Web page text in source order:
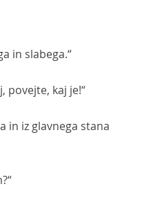
in slabega.“
povejte, kaj je!“
in iz glavnega stana